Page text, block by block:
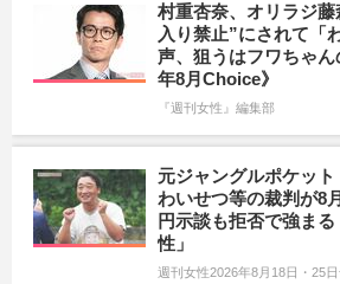
村重杏奈、オリラジ
入り禁止”にされて「
声、狙うはフワちゃ
年8月Choice》
『週刊女性』編集部
元ジャングルポケッ
わいせつ等の裁判が8
円示談も拒否で強ま
性」
週刊女性2026年8月18日・25